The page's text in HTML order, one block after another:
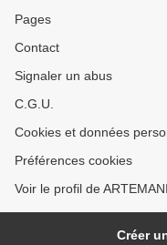
Pages
Contact
Signaler un abus
C.G.U.
Cookies et données
Préférences cookies
Voir le profil de
Créer